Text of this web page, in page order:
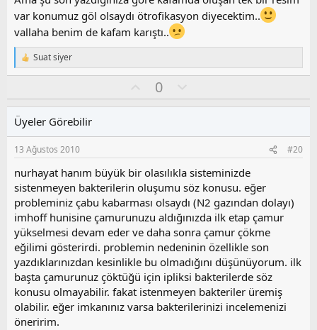
var konumuz göl olsaydı ötrofikasyon diyecektim..
vallaha benim de kafam karıştı..
T
e
i
l
e
r
:
Suat siyer
y
0
l
s
u
z
o
y
l
a
Üyeler Görebilir
13 Ağustos 2010 #20
nurhayat hanım büyük bir olasılıkla sisteminizde
sistenmeyen bakterilerin oluşumu söz konusu. eğer
probleminiz çabu kabarması olsaydı (N2 gazından dolayı)
imhoff hunisine çamurunuzu aldığınızda ilk etap çamur
yükselmesi devam eder ve daha sonra çamur çökme
eğilimi gösterirdi. problemin nedeninin özellikle son
yazdıklarınızdan kesinlikle bu olmadığını düşünüyorum. ilk
başta çamurunuz çöktüğü için ipliksi bakterilerde söz
konusu olmayabilir. fakat istenmeyen bakteriler üremiş
olabilir. eğer imkanınız varsa bakterilerinizi incelemenizi
öneririm.